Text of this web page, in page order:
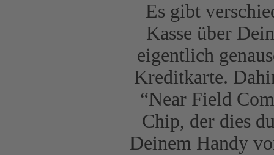
Es gibt
Kasse über
eigentlich
Kreditkarte.
“Near Field
Chip, der dies
Deinem Handy